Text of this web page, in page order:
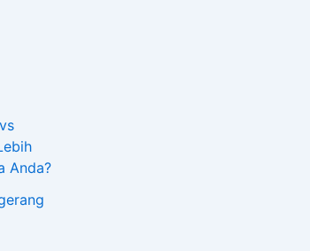
Anda?